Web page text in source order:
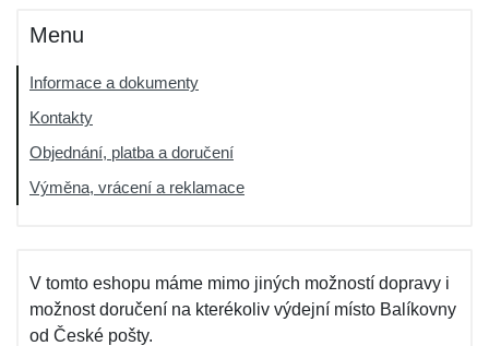
Menu
Informace a dokumenty
Kontakty
Objednání, platba a doručení
Výměna, vrácení a reklamace
V tomto eshopu máme mimo jiných možností dopravy i
možnost doručení na kterékoliv výdejní místo Balíkovny
od České pošty.